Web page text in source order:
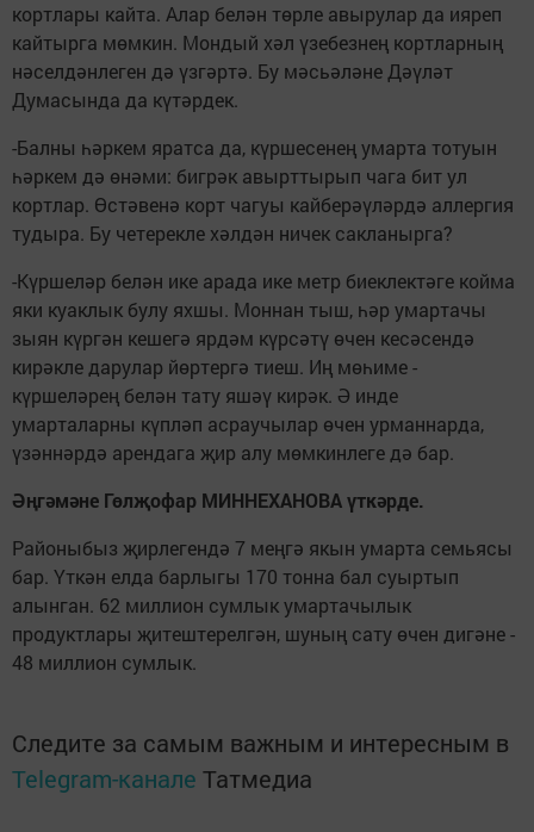
кортлары кайта. Алар белән төрле авырулар да ияреп
кайтырга мөмкин. Мондый хәл үзебезнең кортларның
нәселдәнлеген дә үзгәртә. Бу мәсьәләне Дәүләт
Думасында да күтәрдек.
-Балны һәркем яратса да, күршесенең умарта тотуын
һәркем дә өнәми: бигрәк авырттырып чага бит ул
кортлар. Өстәвенә корт чагуы кайберәүләрдә аллергия
тудыра. Бу четерекле хәлдән ничек сакланырга?
-Күршеләр белән ике арада ике метр биеклектәге койма
яки куаклык булу яхшы. Моннан тыш, һәр умартачы
зыян күргән кешегә ярдәм күрсәтү өчен кесәсендә
кирәкле дарулар йөртергә тиеш. Иң мөһиме -
күршеләрең белән тату яшәү кирәк. Ә инде
умарталарны күпләп асраучылар өчен урманнарда,
үзәннәрдә арендага җир алу мөмкинлеге дә бар.
Әңгәмәне Гөлҗофар МИННЕХАНОВА үткәрде.
Районыбыз җирлегендә 7 меңгә якын умарта семьясы
бар. Үткән елда барлыгы 170 тонна бал суыртып
алынган. 62 миллион сумлык умартачылык
продуктлары җитештерелгән, шуның сату өчен дигәне -
48 миллион сумлык.
Следите за самым важным и интересным в
Telegram-канале Татмедиа